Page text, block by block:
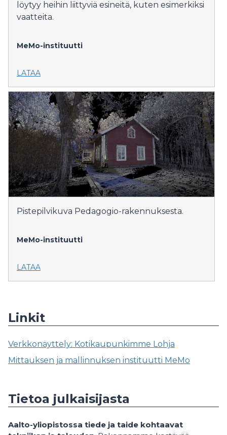
löytyy heihin liittyviä esineitä, kuten esimerkiksi
vaatteita.
MeMo-instituutti
LATAA
Pistepilvikuva Pedagogio-rakennuksesta.
MeMo-instituutti
LATAA
Linkit
Verkkonäyttely: Kotikaupunkimme Lohja
Mittauksen ja mallinnuksen instituutti MeMo
Tietoa julkaisijasta
Aalto-yliopistossa tiede ja taide kohtaavat